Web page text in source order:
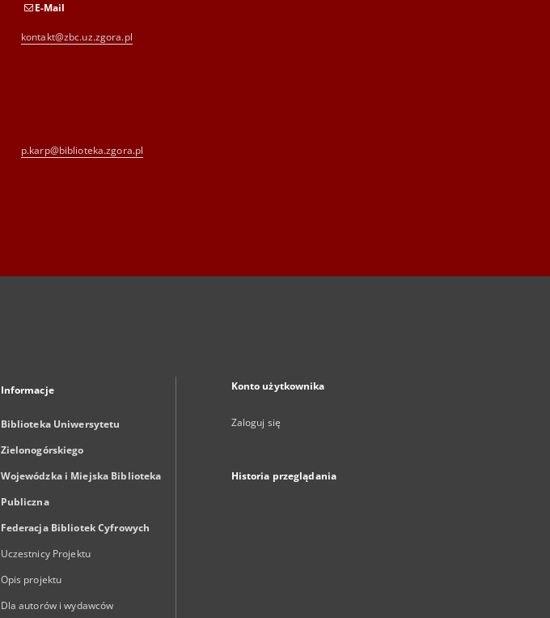
E-Mail
kontakt@zbc.uz.zgora.pl
p.karp@biblioteka.zgora.pl
Informacje
Biblioteka Uniwersytetu
Zielonogórskiego
Wojewódzka i Miejska Biblioteka
Publiczna
Federacja Bibliotek Cyfrowych
Uczestnicy Projektu
Opis projektu
Dla autorów i wydawców
Konto użytkownika
Zaloguj się
Historia przeglądania